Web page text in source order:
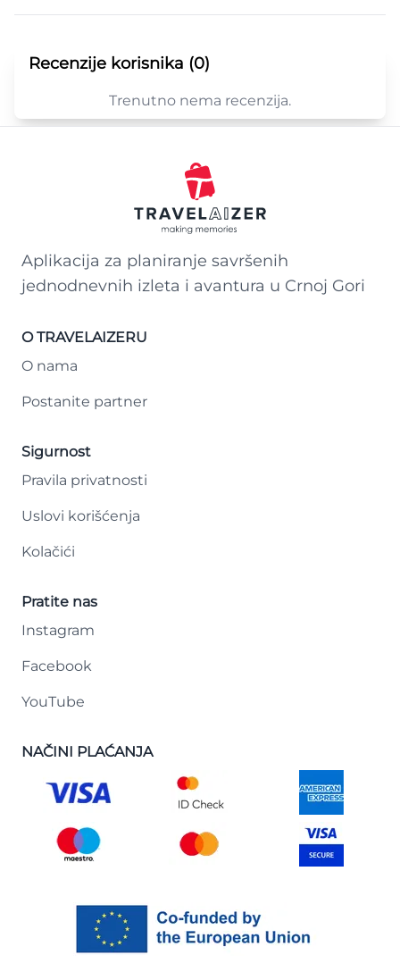
Recenzije korisnika (0)
Trenutno nema recenzija.
Aplikacija za planiranje savršenih
jednodnevnih izleta i avantura u Crnoj Gori
O TRAVELAIZERU
O nama
Postanite partner
Sigurnost
Pravila privatnosti
Uslovi korišćenja
Kolačići
Pratite nas
Instagram
Facebook
YouTube
NAČINI PLAĆANJA